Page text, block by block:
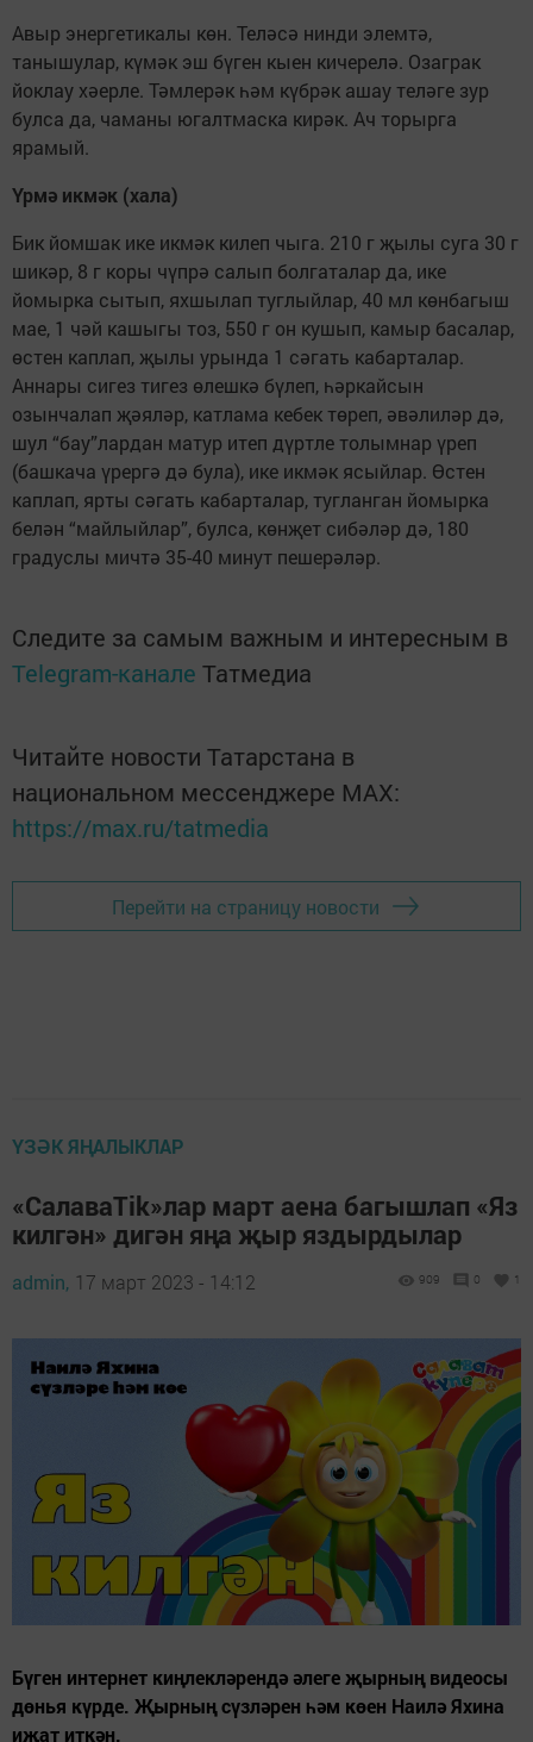
Авыр энергетикалы көн. Теләсә нинди элемтә,
танышулар, күмәк эш бүген кыен кичерелә. Озаграк
йоклау хәерле. Тәмлерәк һәм күбрәк ашау теләге зур
булса да, чаманы югалтмаска кирәк. Ач торырга
ярамый.
Үрмә икмәк (хала)
Бик йомшак ике икмәк килеп чыга. 210 г җылы суга 30 г
шикәр, 8 г коры чүпрә салып болгаталар да, ике
йомырка сытып, яхшылап туглыйлар, 40 мл көнбагыш
мае, 1 чәй кашыгы тоз, 550 г он кушып, камыр басалар,
өстен каплап, җылы урында 1 сәгать кабарталар.
Аннары сигез тигез өлешкә бүлеп, һәркайсын
озынчалап җәяләр, катлама кебек төреп, әвәлиләр дә,
шул “бау”лардан матур итеп дүртле толымнар үреп
(башкача үрергә дә була), ике икмәк ясыйлар. Өстен
каплап, ярты сәгать кабарталар, тугланган йомырка
белән “майлыйлар”, булса, көнҗет сибәләр дә, 180
градуслы мичтә 35-40 минут пешерәләр.
Следите за самым важным и интересным в
Telegram-канале Татмедиа
Читайте новости Татарстана в
национальном мессенджере MАХ:
https://max.ru/tatmedia
Перейти на страницу новости
ҮЗӘК ЯҢАЛЫКЛАР
«СалаваTik»лар март аена багышлап «Яз
килгән» дигән яңа җыр яздырдылар
admin, 17 март 2023 - 14:12 909 0 1
Бүген интернет киңлекләрендә әлеге җырның видеосы
дөнья күрде. Җырның сүзләрен һәм көен Наилә Яхина
иҗат иткән.